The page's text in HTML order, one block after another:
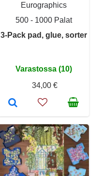
Eurographics
500 - 1000 Palat
3-Pack pad, glue, sorter
Varastossa (10)
34,00 €